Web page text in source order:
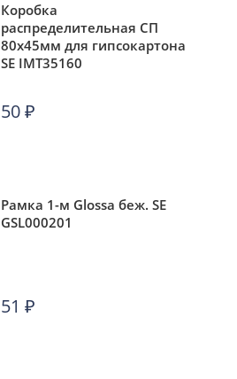
Коробка
распределительная СП
80х45мм для гипсокартона
SE IMT35160
50₽
Рамка 1-м Glossa беж. SE
GSL000201
51 ₽